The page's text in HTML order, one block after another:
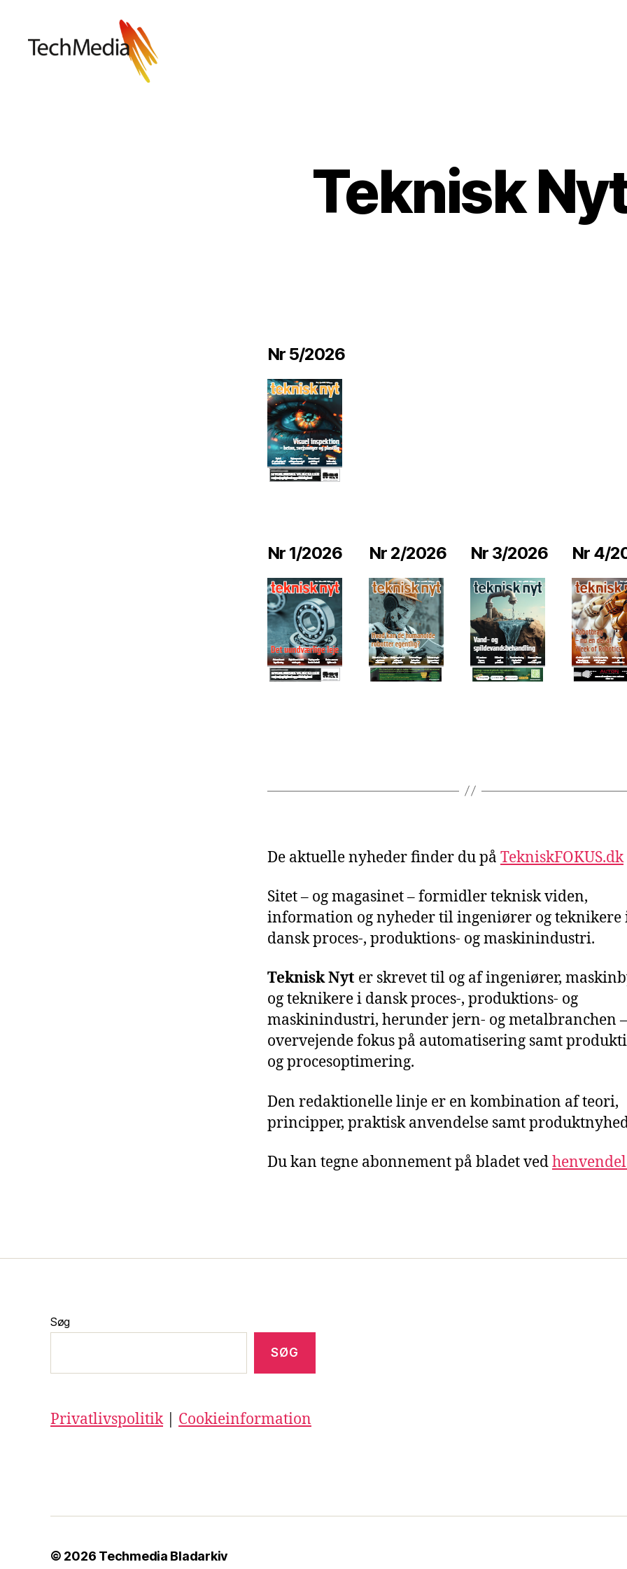
Teknisk
Nr 5/2026
Nr 1/2026 Nr 2/2026 Nr 3/2026 Nr 4/
De aktuelle nyheder finder du på TekniskFOKUS.dk
Sitet – og magasinet – formidler teknisk viden,
information og nyheder til ingeniører og teknikere
dansk proces-, produktions- og maskinindustri.
Teknisk Nyt er skrevet til og af ingeniører,
og teknikere i dansk proces-, produktions- og
maskinindustri, herunder jern- og metalbranchen
overvejende fokus på automatisering samt
og procesoptimering.
Den redaktionelle linje er en kombination af teori,
principper, praktisk anvendelse samt
Du kan tegne abonnement på bladet ved
Søg
SØG
Privatlivspolitik| Cookieinformation
© 2026 Techmedia Bladarkiv